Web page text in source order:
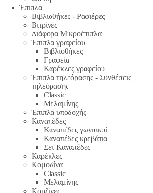
Έπιπλα
Βιβλιοθήκες - Ραφιέρες
Βιτρίνες
Διάφορα Μικροέπιπλα
Έπιπλα γραφείου
Βιβλιοθήκες
Γραφεία
Καρέκλες γραφείου
Έπιπλα τηλεόρασης - Συνθέσεις
τηλεόρασης
Classic
Μελαμίνης
Έπιπλα υποδοχής
Καναπέδες
Καναπέδες γωνιακοί
Καναπέδες κρεβάτια
Σετ Καναπέδες
Καρέκλες
Κομοδίνα
Classic
Μελαμίνης
Κουζίνες